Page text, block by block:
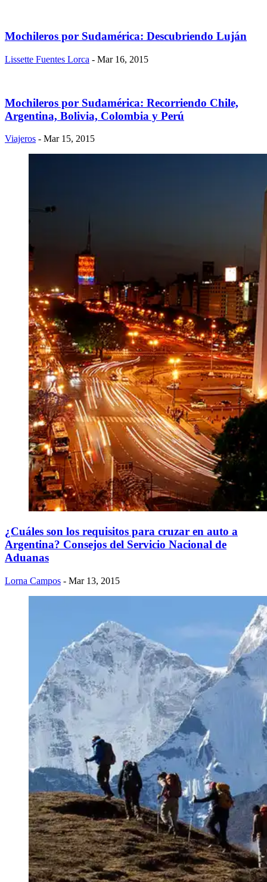
Mochileros por Sudamérica: Descubriendo Luján
Lissette Fuentes Lorca - Mar 16, 2015
Mochileros por Sudamérica: Recorriendo Chile,
Argentina, Bolivia, Colombia y Perú
Viajeros - Mar 15, 2015
¿Cuáles son los requisitos para cruzar en auto a
Argentina? Consejos del Servicio Nacional de
Aduanas
Lorna Campos - Mar 13, 2015